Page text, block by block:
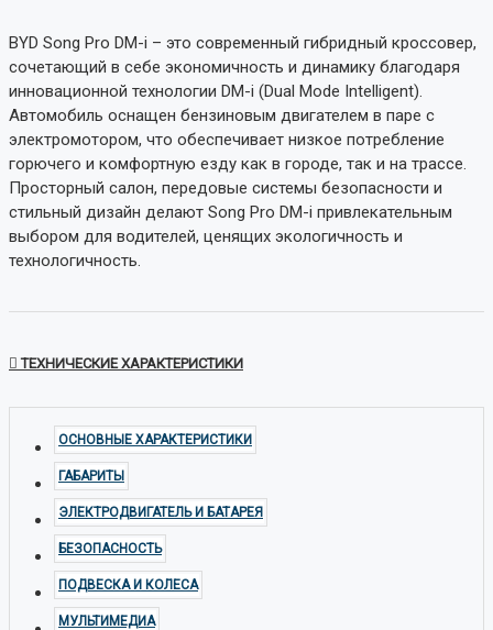
BYD Song Pro DM-i – это современный гибридный кроссовер,
сочетающий в себе экономичность и динамику благодаря
инновационной технологии DM-i (Dual Mode Intelligent).
Автомобиль оснащен бензиновым двигателем в паре с
электромотором, что обеспечивает низкое потребление
горючего и комфортную езду как в городе, так и на трассе.
Просторный салон, передовые системы безопасности и
стильный дизайн делают Song Pro DM-i привлекательным
выбором для водителей, ценящих экологичность и
технологичность.
ТЕХНИЧЕСКИЕ ХАРАКТЕРИСТИКИ
ОСНОВНЫЕ ХАРАКТЕРИСТИКИ
ГАБАРИТЫ
ЭЛЕКТРОДВИГАТЕЛЬ И БАТАРЕЯ
БЕЗОПАСНОСТЬ
ПОДВЕСКА И КОЛЕСА
МУЛЬТИМЕДИА